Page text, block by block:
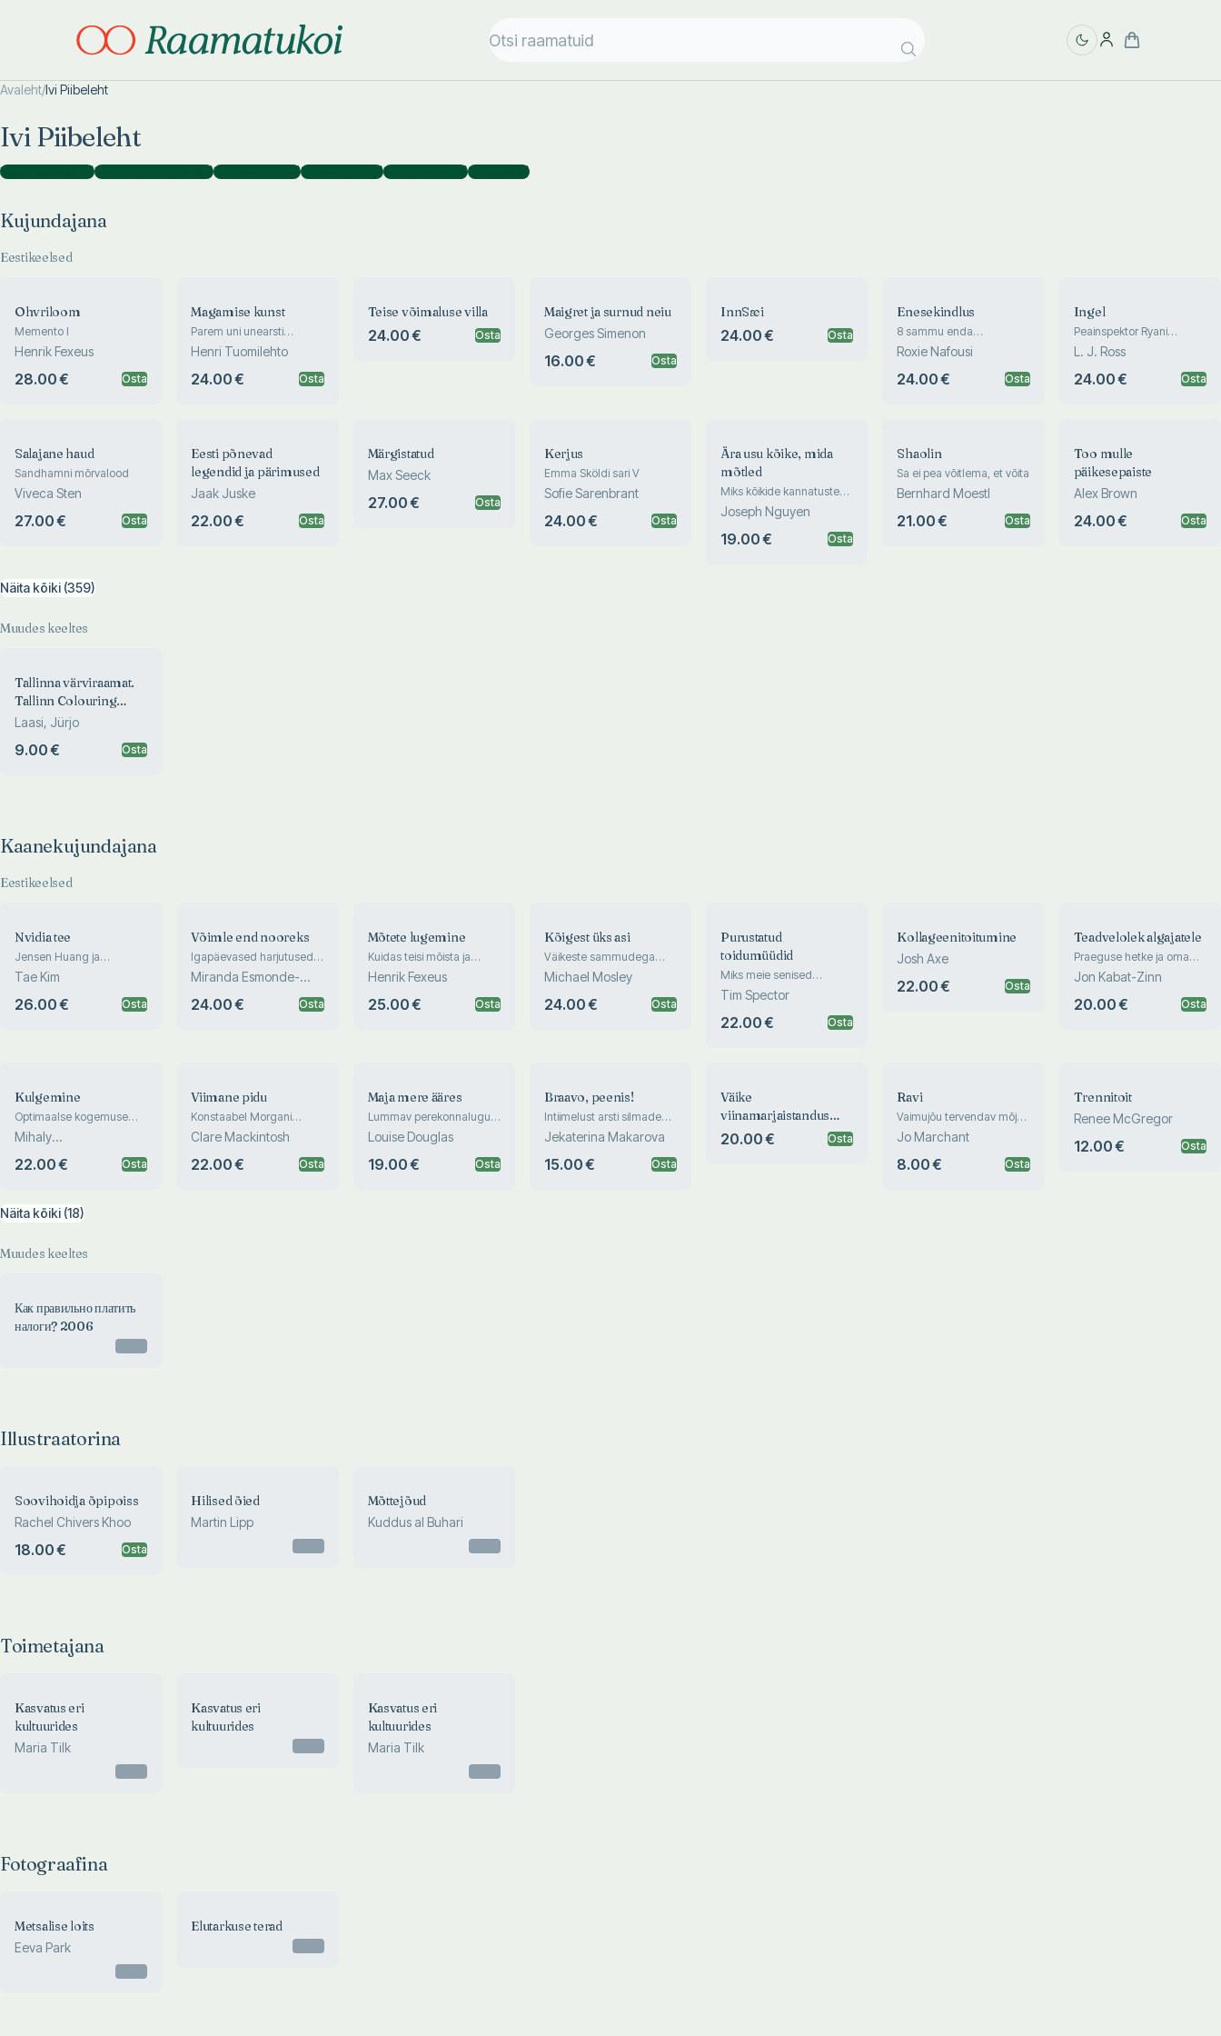
Avaleht/Ivi Piibeleht
Ivi Piibeleht
Kujundajana )Kaanekujundajana )Illustraatorina )Toimetajana )Fotograafina )Tõlkijana )
Kujundajana
Eestikeelsed
Ohvriloom
Memento I
Henrik Fexeus
28.00 € Osta
Magamise kunst
Parem uni unearsti
juhendusel
Henri Tuomilehto
24.00 € Osta
Teise võimaluse villa
24.00 € Osta
Maigret ja surnud neiu
Georges Simenon
16.00 € Osta
InnSæi
24.00 € Osta
Enesekindlus
8 sammu enda
väärtustamiseni
Roxie Nafousi
24.00 € Osta
Ingel
Peainspektor Ryani
mõrvalood IV
L. J. Ross
24.00 € Osta
Salajane haud
Sandhamni mõrvalood
Viveca Sten
27.00 € Osta
Eesti põnevad
legendid ja pärimused
Jaak Juske
22.00 € Osta
Märgistatud
Max Seeck
27.00 € Osta
Kerjus
Emma Sköldi sari V
Sofie Sarenbrant
24.00 € Osta
Ära usu kõike, mida
mõtled
Miks kõikide kannatuste
algus ja lõpp on selles, et
me mõtleme
Joseph Nguyen
19.00 € Osta
Shaolin
Sa ei pea võitlema, et võita
Bernhard Moestl
21.00 € Osta
Too mulle
päikesepaiste
Alex Brown
24.00 € Osta
Näita kõiki (359)
Muudes keeltes
Tallinna värviraamat.
Tallinn Colouring
Book
Laasi, Jürjo
9.00 € Osta
Kaanekujundajana
Eestikeelsed
Nvidia tee
Jensen Huang ja
tehnikahiiu sünd
Tae Kim
26.00 € Osta
Võimle end nooreks
Igapäevased harjutused
valuvabaks ja reipaks
eluks
Miranda Esmonde-
24.00 € Osta
Mõtete lugemine
Kuidas teisi mõista ja
märkamatult mõjutada
Henrik Fexeus
25.00 € Osta
Kõigest üks asi
Väikeste sammudega
parema elu poole
Michael Mosley
24.00 € Osta
Purustatud
toidumüüdid
Miks meie senised
tõekspidamised toidust on
enamasti valed
Tim Spector
22.00 € Osta
Kollageenitoitumine
Josh Axe
22.00 € Osta
Teadvelolek algajatele
Praeguse hetke ja oma
elu tagasivõitmine
Jon Kabat-Zinn
20.00 € Osta
Kulgemine
Optimaalse kogemuse
psühholoogia
Mihaly
22.00 € Osta
Viimane pidu
Konstaabel Morgani
esimene mõrvalugu
Clare Mackintosh
22.00 € Osta
Maja mere ääres
Lummav perekonnalugu
Sitsiiliast
Louise Douglas
19.00 € Osta
Braavo, peenis!
Intiimelust arsti silmade
läbi
Jekaterina Makarova
15.00 € Osta
Väike
viinamarjaistandus
Provence´is
20.00 € Osta
Ravi
Vaimujõu tervendav mõju
kehale
Jo Marchant
8.00 € Osta
Trennitoit
Renee McGregor
12.00 € Osta
Näita kõiki (18)
Muudes keeltes
Как правильно платить
налоги? 2006
Illustraatorina
Soovihoidja õpipoiss
Rachel Chivers Khoo
18.00 € Osta
Hilised õied
Martin Lipp
Mõttejõud
Kuddus al Buhari
Toimetajana
Kasvatus eri
kultuurides
Maria Tilk
Kasvatus eri
kultuurides
Kasvatus eri
kultuurides
Maria Tilk
Fotograafina
Metsalise loits
Eeva Park
Elutarkuse terad